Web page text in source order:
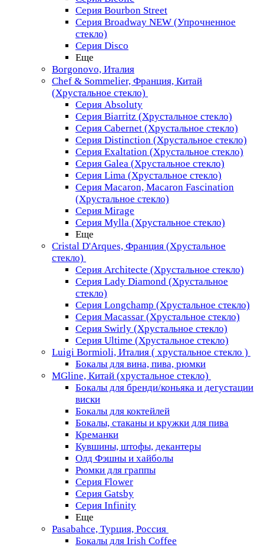
Серия Bourbon Street
Серия Broadway NEW (Упрочненное
стекло)
Серия Disco
Еще
Borgonovo, Италия
Chef & Sommelier, Франция, Китай
(Хрустальное стекло)
Серия Absoluty
Серия Biarritz (Хрустальное стекло)
Серия Cabernet (Хрустальное стекло)
Серия Distinction (Хрустальное стекло)
Серия Exaltation (Хрустальное стекло)
Серия Galea (Хрустальное стекло)
Серия Lima (Хрустальное стекло)
Серия Macaron, Macaron Fascination
(Хрустальное стекло)
Серия Mirage
Серия Mylla (Хрустальное стекло)
Еще
Cristal D'Arques, Франция (Хрустальное
стекло)
Серия Architecte (Хрустальное стекло)
Серия Lady Diamond (Хрустальное
стекло)
Серия Longchamp (Хрустальное стекло)
Серия Macassar (Хрустальное стекло)
Серия Swirly (Хрустальное стекло)
Серия Ultime (Хрустальное стекло)
Luigi Bormioli, Италия ( хрустальное стекло )
Бокалы для вина, пива, рюмки
MGline, Китай (хрустальное стекло)
Бокалы для бренди/коньяка и дегустации
виски
Бокалы для коктейлей
Бокалы, стаканы и кружки для пива
Креманки
Кувшины, штофы, декантеры
Олд Фэшны и хайболы
Рюмки для граппы
Серия Flower
Серия Gatsby
Серия Infinity
Еще
Pasabahce, Турция, Россия
Бокалы для Irish Coffee